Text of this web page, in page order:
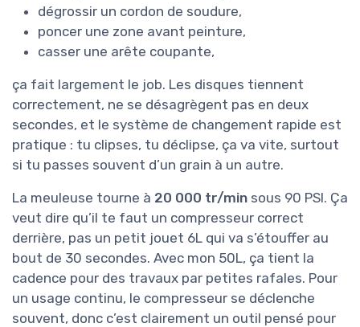
dégrossir un cordon de soudure,
poncer une zone avant peinture,
casser une arête coupante,
ça fait largement le job. Les disques tiennent
correctement, ne se désagrègent pas en deux
secondes, et le système de changement rapide est
pratique : tu clipses, tu déclipse, ça va vite, surtout
si tu passes souvent d’un grain à un autre.
La meuleuse tourne à 20 000 tr/min sous 90 PSI. Ça
veut dire qu’il te faut un compresseur correct
derrière, pas un petit jouet 6L qui va s’étouffer au
bout de 30 secondes. Avec mon 50L, ça tient la
cadence pour des travaux par petites rafales. Pour
un usage continu, le compresseur se déclenche
souvent, donc c’est clairement un outil pensé pour